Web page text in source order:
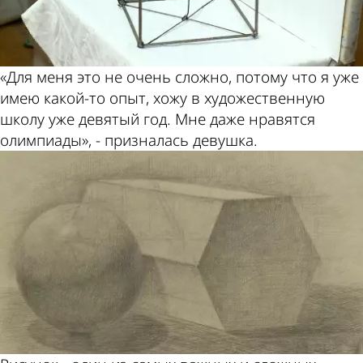
«Для меня это не очень сложно, потому что я уже
имею какой-то опыт, хожу в художественную
школу уже девятый год. Мне даже нравятся
олимпиады», - призналась девушка.